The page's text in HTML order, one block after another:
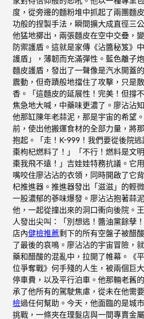
度，從旁邊的麵粉堆中抓起了兩團麵
功般的捏製手法，瞬間擴大成直徑三
他猛地擲出，兩張麵皮在空中交疊，
防禦護盾。這就是家傳《沾醬秘笈》
護盾」，薄韌而充滿彈性。藍色離子
麵皮護盾，發出了一聲像是汽水開蓋
震動，但奇蹟般地擋住了攻擊，只是
香。「這麵皮的延展性！完美！但撐
焦急地大喊，中藥味更濃了。廖沾沾
他那缸陳年老蒜泥，那是宇宙的希望
前，使出他搬運食材的全部力量，將
抱起。「走！K-999！我們要從後院
棗枸杞燃料了！」「不行！燃料是文
棗我飛不遠！」吉娃娃特務抗議。它
嘴咬住廖沾沾的衣領，同時開啟了它背
杞推進器。推進器發出「滋滋」的輕
一股濃郁的蔘味爆發。廖沾沾抱著蒜
他，一起從撞出來的洞口衝向後院。
人發出尖叫：「別想逃！醬油黨餘孽
店內健檢推薦剩下的所有空盤子被醋
了最後的哀鳴。廖沾沾的宇宙冒險，
藥和醋酸的混亂中，拉開了帷幕。《
位爭奪戰》何手殘的人生，被兩個巨
停車費，以及平行泊車。他那輛老舊
承了他所有的駕駛焦慮，從未在他需
檢過任何幫助。今天，他面臨的是城
挑戰，一條夾在理髮店與一間專賣金